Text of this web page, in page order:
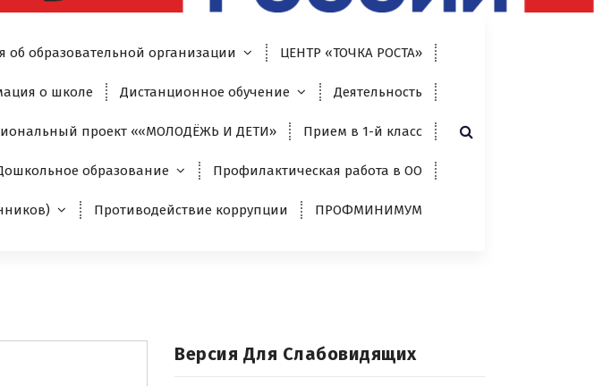
об образовательной организации ЦЕНТР «ТОЧКА РОСТА»
о школе Дистанционное обучение Деятельность
проект ««МОЛОДЁЖЬ И ДЕТИ» Прием в 1-й класс
образование Профилактическая работа в ОО
Противодействие коррупции ПРОФМИНИМУМ
Версия Для Слабовидящих